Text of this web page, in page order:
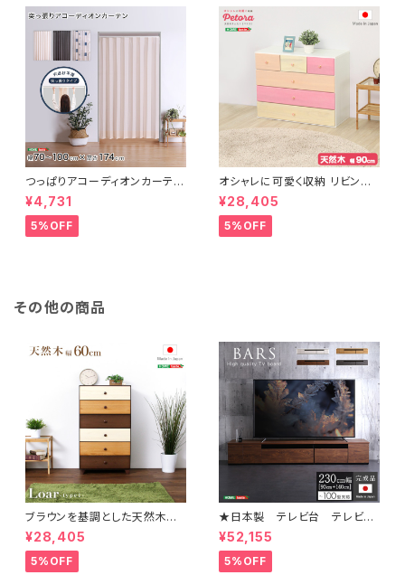
つっぱりアコーディオンカーテ
ン 100×174cm SH-16-TA
DC
¥4,731
5%OFF
オシャレに可愛く収納 リビング
用ローチェスト 4段 幅90cm
天然木（桐）日本製｜petora-
ペトラ- SH-08-PTR90
¥28,405
5%OFF
その他の商品
ブラウンを基調とした天然木ハ
イチェスト 6段 幅60cm Loar
シリーズ 日本製・完成品｜Loar
-ロア- type1 SH-08-LR60
¥28,405
5%OFF
★日本製 テレビ台 テレビボ
ード 230cm幅 【BARS-バ
ース-】 SH-24-BR230
¥52,155
5%OFF